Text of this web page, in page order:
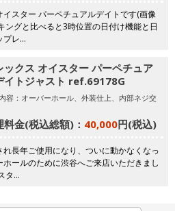
スター パーペチュアルデイトです(画像
ングと比べると3時位置の日付け機能と日
プレ…
ックス オイスター パーペチュア
イトジャスト ref.69178G
容：オーバーホール、外装仕上、内部ネジ交
料金(税込総額)： 40,000円(税込)
長年ご使用になり、ついに動かなくなっ
ールのために渋谷へご来店いただきまし
タ…